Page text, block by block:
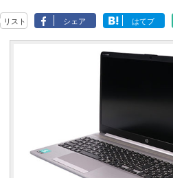
リスト シェア はてブ